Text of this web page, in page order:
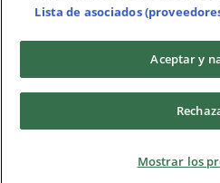
Copyright © Tiendeo ® 2026 ·
Términos y condicionesPolítica
Lista de asociados
Aceptar y
Mostrar los